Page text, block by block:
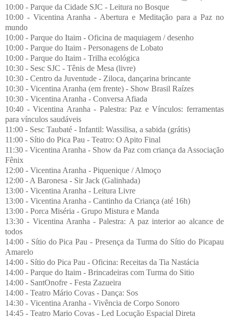
10:00 - Parque da Cidade SJC - Leitura no Bosque
10:00 - Vicentina Aranha - Abertura e Meditação para a Paz no
mundo
10:00 - Parque do Itaim - Oficina de maquiagem / desenho
10:00 - Parque do Itaim - Personagens de Lobato
10:00 - Parque do Itaim - Trilha ecológica
10:30 - Sesc SJC - Tênis de Mesa (livre)
10:30 - Centro da Juventude - Ziloca, dançarina brincante
10:30 - Vicentina Aranha (em frente) - Show Brasil Raízes
10:30 - Vicentina Aranha - Conversa Afiada
10:40 - Vicentina Aranha - Palestra: Paz e Vínculos: ferramentas
para vínculos saudáveis
11:00 - Sesc Taubaté - Infantil: Wassilisa, a sabida (grátis)
11:00 - Sítio do Pica Pau - Teatro: O Apito Final
11:30 - Vicentina Aranha - Show da Paz com criança da Associação
Fênix
12:00 - Vicentina Aranha - Piquenique / Almoço
12:00 - A Baronesa - Sir Jack (Galinhada)
13:00 - Vicentina Aranha - Leitura Livre
13:00 - Vicentina Aranha - Cantinho da Criança (até 16h)
13:00 - Porca Miséria - Grupo Mistura e Manda
13:30 - Vicentina Aranha - Palestra: A paz interior ao alcance de
todos
14:00 - Sítio do Pica Pau - Presença da Turma do Sítio do Picapau
Amarelo
14:00 - Sítio do Pica Pau - Oficina: Receitas da Tia Nastácia
14:00 - Parque do Itaim - Brincadeiras com Turma do Sitio
14:00 - SantOnofre - Festa Zazueira
14:00 - Teatro Mário Covas - Dança: Sos
14:30 - Vicentina Aranha - Vivência de Corpo Sonoro
14:45 - Teatro Mario Covas - Led Locução Espacial Direta